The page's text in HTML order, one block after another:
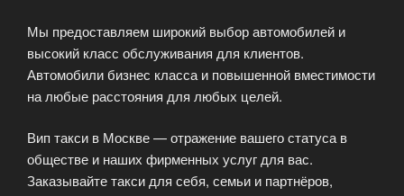
Мы предоставляем широкий выбор автомобилей и
высокий класс обслуживания для клиентов.
Автомобили бизнес класса и повышенной вместимости
на любые расстояния для любых целей.
Вип такси в Москве — отражение вашего статуса в
обществе и наших фирменных услуг для вас.
Заказывайте такси для себя, семьи и партнёров,